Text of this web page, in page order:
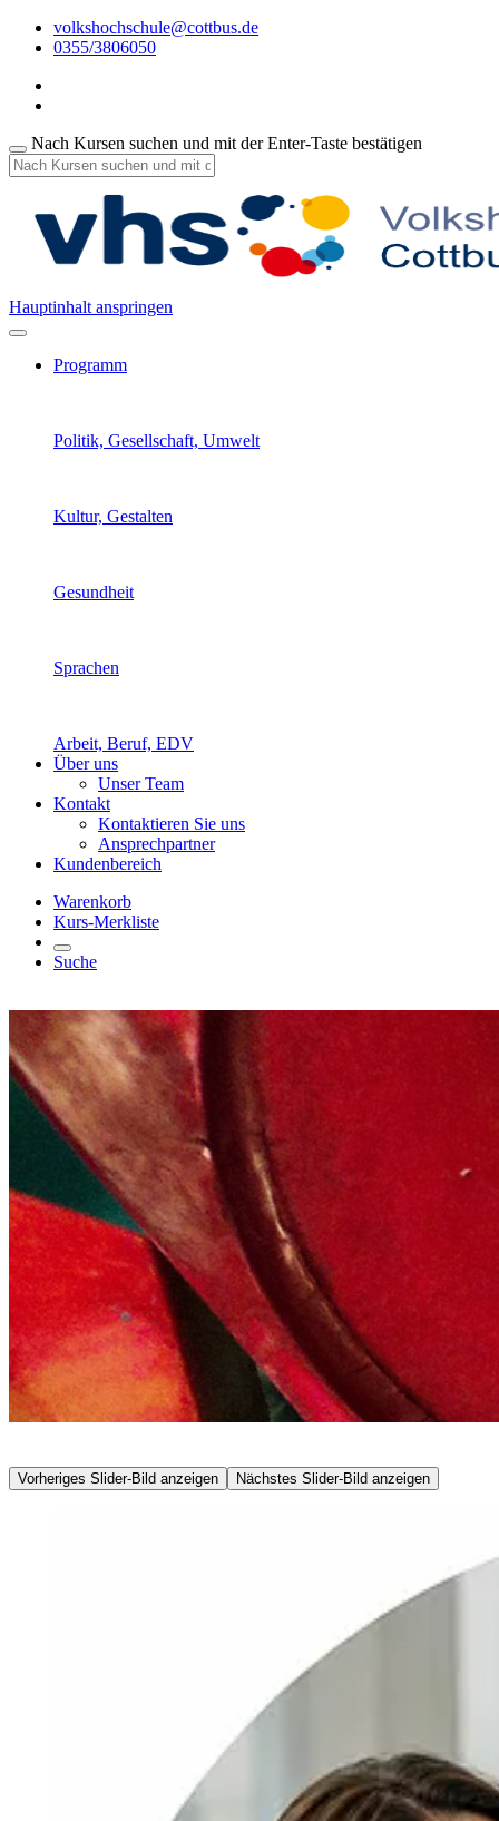
volkshochschule@cottbus.de
0355/3806050
Nach Kursen suchen und mit der Enter-Taste bestätigen
Hauptinhalt anspringen
Programm
Politik, Gesellschaft, Umwelt
Kultur, Gestalten
Gesundheit
Sprachen
Arbeit, Beruf, EDV
Über uns
Unser Team
Kontakt
Kontaktieren Sie uns
Ansprechpartner
Kundenbereich
Warenkorb
Kurs-Merkliste
Suche
Vorheriges Slider-Bild anzeigen Nächstes Slider-Bild anzeigen